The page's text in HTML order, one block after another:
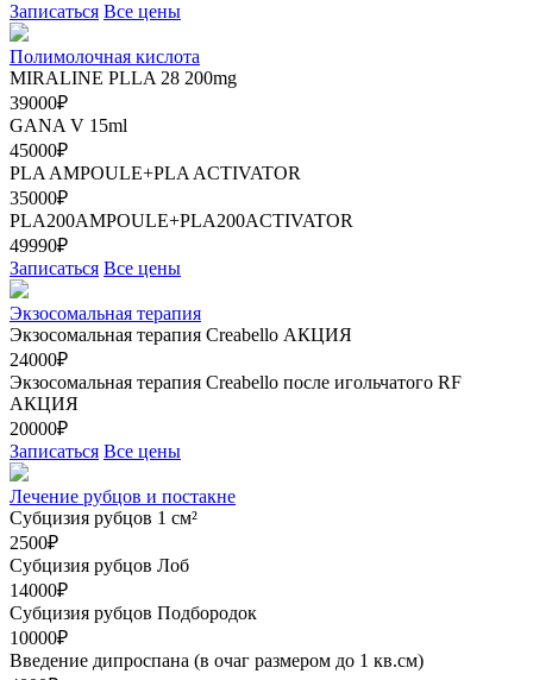
Записаться Все цены
Полимолочная кислота
MIRALINE PLLA 28 200mg
39000₽
GANA V 15ml
45000₽
PLA AMPOULE+PLA ACTIVATOR
35000₽
PLA200AMPOULE+PLA200ACTIVATOR
49990₽
Записаться Все цены
Экзосомальная терапия
Экзосомальная терапия Creabello АКЦИЯ
24000₽
Экзосомальная терапия Creabello после игольчатого RF
АКЦИЯ
20000₽
Записаться Все цены
Лечение рубцов и постакне
Субцизия рубцов 1 см²
2500₽
Субцизия рубцов Лоб
14000₽
Субцизия рубцов Подбородок
10000₽
Введение дипроспана (в очаг размером до 1 кв.см)